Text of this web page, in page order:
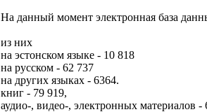
На данный момент электронная база
из них
на эстонском языке - 10 818
на русском - 62 737
на других языках - 6364.
книг - 79 919,
аудио-, видео-, электронных материалов -